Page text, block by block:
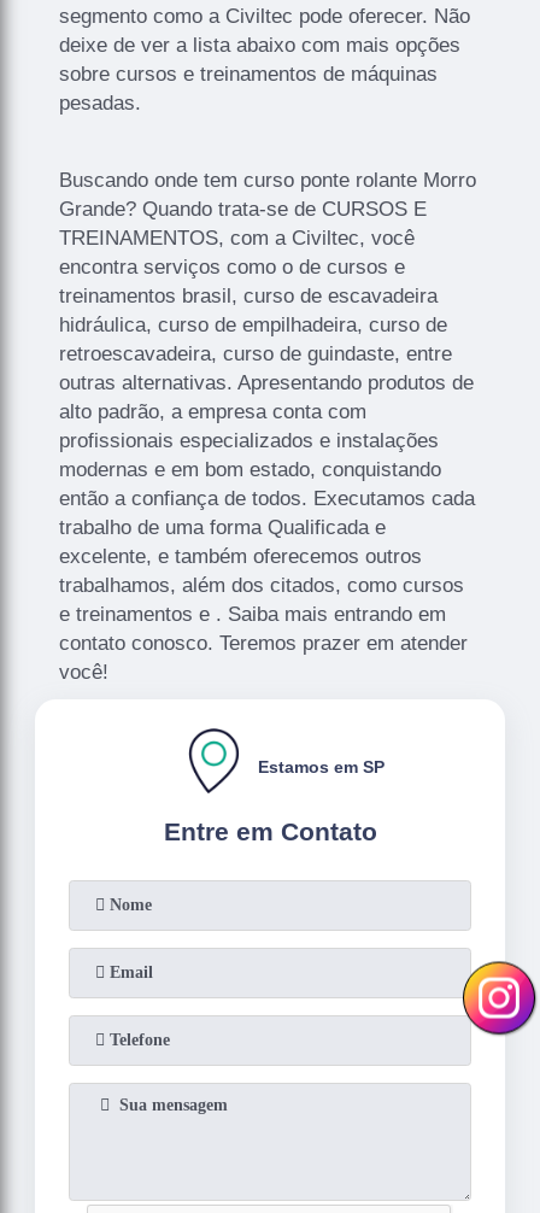
segmento como a Civiltec pode oferecer. Não
deixe de ver a lista abaixo com mais opções
sobre cursos e treinamentos de máquinas
pesadas.
Buscando onde tem curso ponte rolante Morro
Grande? Quando trata-se de CURSOS E
TREINAMENTOS, com a Civiltec, você
encontra serviços como o de cursos e
treinamentos brasil, curso de escavadeira
hidráulica, curso de empilhadeira, curso de
retroescavadeira, curso de guindaste, entre
outras alternativas. Apresentando produtos de
alto padrão, a empresa conta com
profissionais especializados e instalações
modernas e em bom estado, conquistando
então a confiança de todos. Executamos cada
trabalho de uma forma Qualificada e
excelente, e também oferecemos outros
trabalhamos, além dos citados, como cursos
e treinamentos e . Saiba mais entrando em
contato conosco. Teremos prazer em atender
você!
Entre em Contato
Estamos em SP